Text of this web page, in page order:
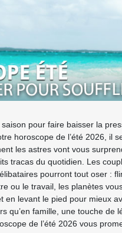
pour faire baisser la
horoscope de l’été 2026, il
les astres vont vous
tracas du quotidien. Les
pourront tout oser :
ou le travail, les planètes
en levant le pied pour mieux
qu’en famille, une touche de
de l’été 2026 vous